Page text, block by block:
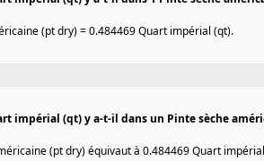
(pt dry) = 0.484469 Quart impérial (qt).
impérial (qt) y a-t-il dans un Pinte sèche
(pt dry) équivaut à 0.484469 Quart